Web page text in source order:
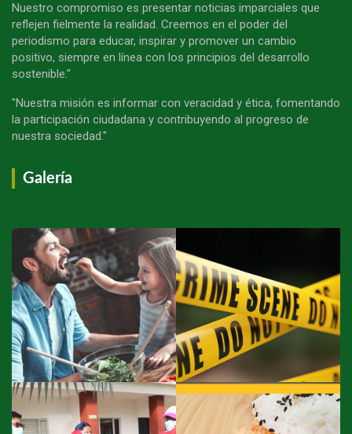
Nuestro compromiso es presentar noticias imparciales que
reflejen fielmente la realidad. Creemos en el poder del
periodismo para educar, inspirar y promover un cambio
positivo, siempre en línea con los principios del desarrollo
sostenible."
"Nuestra misión es informar con veracidad y ética, fomentando
la participación ciudadana y contribuyendo al progreso de
nuestra sociedad."
Galería